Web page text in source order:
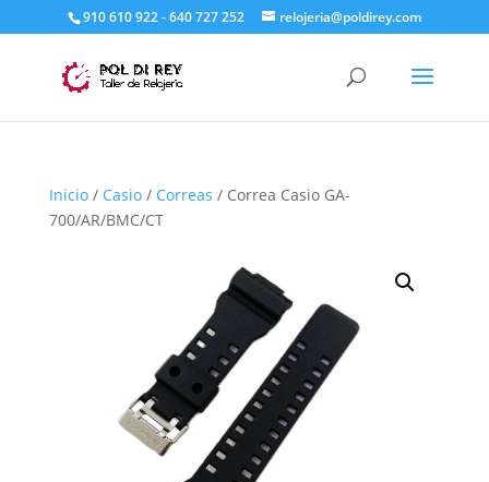
910 610 922 - 640 727 252 relojeria@poldirey.com
Inicio/ Casio/ Correas / Correa Casio GA-
700/AR/BMC/CT